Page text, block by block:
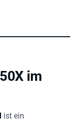
im
ist ein